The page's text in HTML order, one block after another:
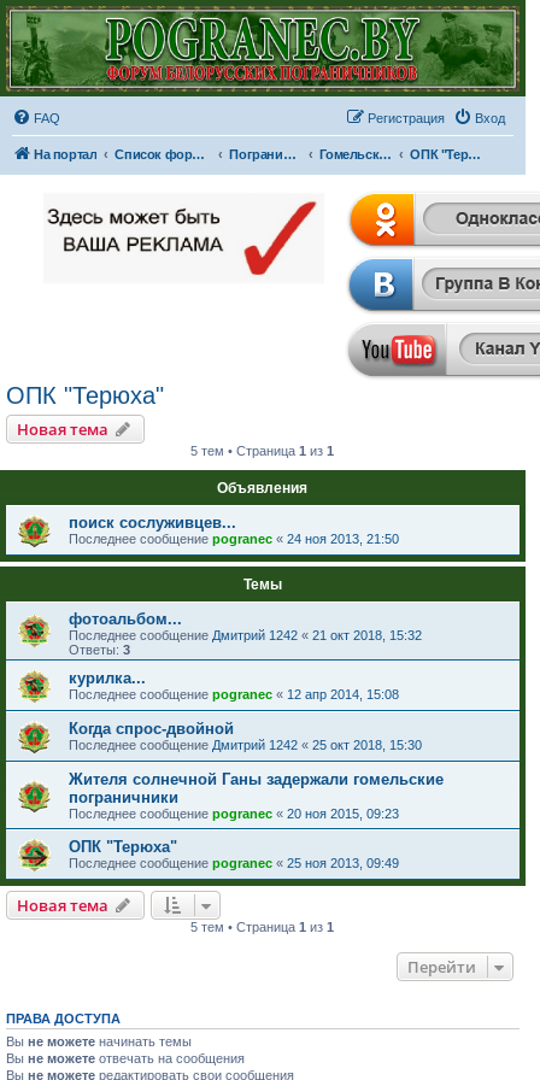
FAQ Вход
Регистрация
На портал Список форумов Пограничные отряды и части Гомельская пограничная группа ОПК "Терюха"
ОПК "Терюха"
Новая тема
5 тем • Страница1 из1
Объявления
поиск сослуживцев...
Последнее сообщение pogranec « 24 ноя 2013, 21:50
Темы
фотоальбом...
Последнее сообщение Дмитрий 1242 « 21 окт 2018, 15:32
Ответы: 3
курилка...
Последнее сообщение pogranec « 12 апр 2014, 15:08
Когда спрос-двойной
Последнее сообщение Дмитрий 1242 « 25 окт 2018, 15:30
Жителя солнечной Ганы задержали гомельские
пограничники
Последнее сообщение pogranec « 20 ноя 2015, 09:23
ОПК "Терюха"
Последнее сообщение pogranec « 25 ноя 2013, 09:49
Новая тема
5 тем • Страница1 из1
Перейти
ПРАВА ДОСТУПА
Вы не можете начинать темы
Вы не можете отвечать на сообщения
Вы не можете редактировать свои сообщения